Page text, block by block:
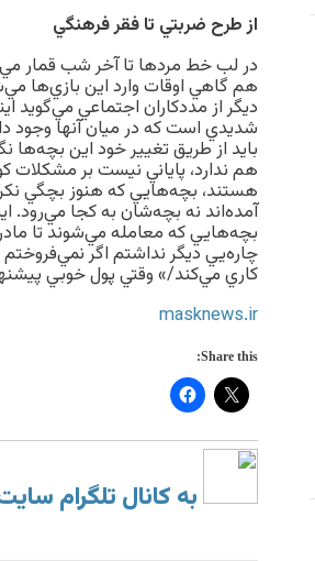
از طرح ضربتي تا فقر فرهنگي
در لب خط مردها تا آخر شب قمار
هم گاهي اوقات وارد اين بازي‌ها
ديگر از مددكاران اجتماعي مي‌گويد
شديدي است كه در ميان آنها وجود
بايد از طريق تغيير خود اين بچه‌ها
هم ندارد، پاياني نيست بر مشكلات
هستند، بچه‌هايي كه هنوز بچگي
آمده‌اند نه بچه‌شان به كجا مي‌رود.
بچه‌هايي كه معامله مي‌شوند تا
چاره‌يي ديگر نداشتم اگر
كاري مي‌كند/» وقتي پول خوبي
masknews.ir
Share this:
به کانال تلگرام